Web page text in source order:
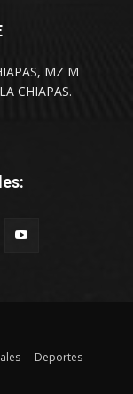
MZ M
CHIAPAS.
Deportes